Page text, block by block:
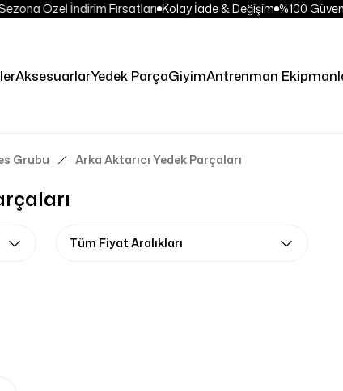
Özel İndirim Fırsatları Kolay İade & Değişim %100
AksesuarlarYedek ParçaGiyimAntrenman
Grubu Arka Aktarıcı Yedek Parçaları
Tüm Fiyat Aralıkları